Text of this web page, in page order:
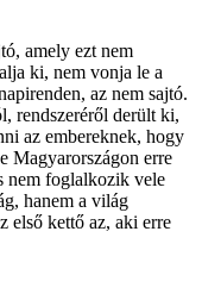
amely ezt nem
ki, nem vonja le a
az nem sajtó.
rendszeréről derült ki,
az embereknek, hogy
Magyarországon erre
nem foglalkozik vele
hanem a világ
első kettő az, aki erre